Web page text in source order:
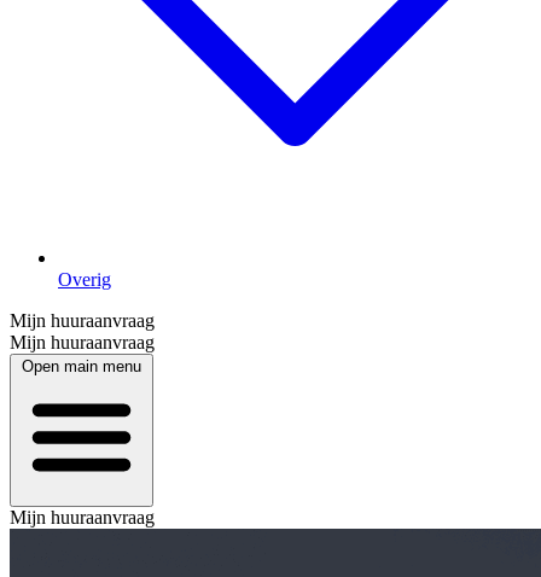
Overig
Mijn huuraanvraag
Mijn huuraanvraag
Open main menu
Mijn huuraanvraag